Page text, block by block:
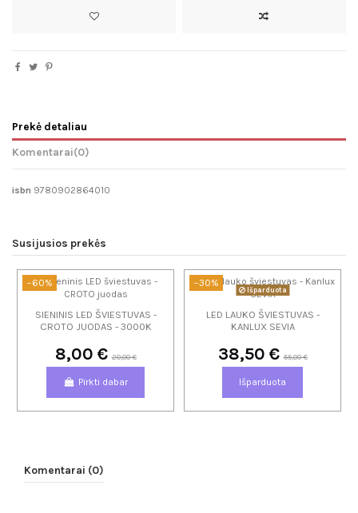
Prekė detaliau
Komentarai(0)
isbn 9780902864010
Susijusios prekės
−60%
SIENINIS LED ŠVIESTUVAS -
CROTO JUODAS - 3000K
8,00 €20,00 €
Pirkti dabar
−30%
Išparduota
LED LAUKO ŠVIESTUVAS -
KANLUX SEVIA
38,50 €55,00 €
Išparduota
Komentarai (0)